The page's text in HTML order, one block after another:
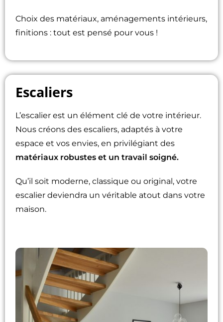
Choix des matériaux, aménagements intérieurs,
finitions : tout est pensé pour vous !
Escaliers
L’escalier est un élément clé de votre intérieur.
Nous créons des escaliers, adaptés à votre
espace et vos envies, en privilégiant des
matériaux robustes et un travail soigné.
Qu’il soit moderne, classique ou original, votre
escalier deviendra un véritable atout dans votre
maison.